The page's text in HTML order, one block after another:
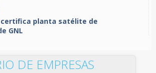
certifica planta satélite de
GNL
DE EMPRESAS